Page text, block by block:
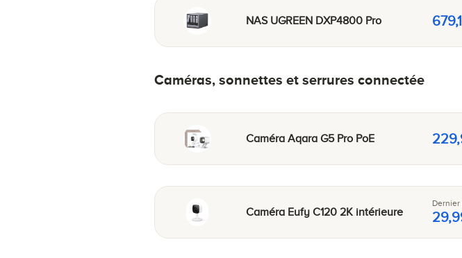
NAS UGREEN DXP4800 Pro
Caméras, sonnettes et serrures connectée
Caméra Aqara G5 Pro PoE
Caméra Eufy C120 2K intérieure